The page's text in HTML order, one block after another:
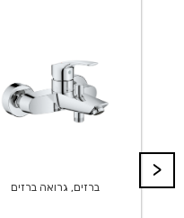
>
ברזים, גרואה ברזים